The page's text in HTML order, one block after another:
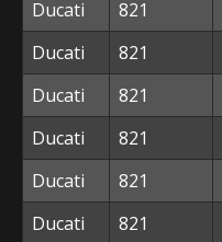
Ducati
821
Ducati
821
Ducati
821
Ducati
821
Ducati
821
Ducati
821